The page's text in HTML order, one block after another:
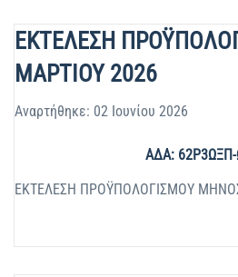
ΕΚΤΕΛΕΣΗ
ΜΑΡΤΙΟΥ 2026
Αναρτήθηκε: 02 Ιουνίου 2026
ΑΔΑ:
ΕΚΤΕΛΕΣΗ ΠΡΟΫΠΟΛΟΓΙΣΜΟΥ